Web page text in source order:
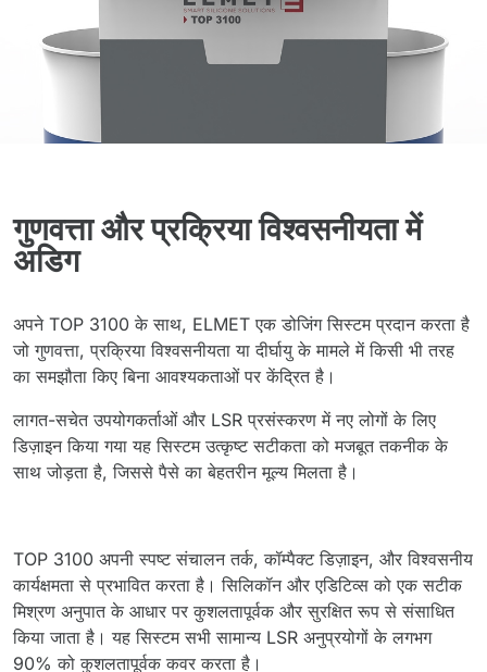
गुणवत्ता और प्रक्रिया विश्वसनीयता में
अडिग
अपने TOP 3100 के साथ, ELMET एक डोजिंग सिस्टम प्रदान करता है
जो गुणवत्ता, प्रक्रिया विश्वसनीयता या दीर्घायु के मामले में किसी भी तरह
का समझौता किए बिना आवश्यकताओं पर केंद्रित है।
लागत-सचेत उपयोगकर्ताओं और LSR प्रसंस्करण में नए लोगों के लिए
डिज़ाइन किया गया यह सिस्टम उत्कृष्ट सटीकता को मजबूत तकनीक के
साथ जोड़ता है, जिससे पैसे का बेहतरीन मूल्य मिलता है।
TOP 3100 अपनी स्पष्ट संचालन तर्क, कॉम्पैक्ट डिज़ाइन, और विश्वसनीय
कार्यक्षमता से प्रभावित करता है। सिलिकॉन और एडिटिव्स को एक सटीक
मिश्रण अनुपात के आधार पर कुशलतापूर्वक और सुरक्षित रूप से संसाधित
किया जाता है। यह सिस्टम सभी सामान्य LSR अनुप्रयोगों के लगभग
90% को कुशलतापूर्वक कवर करता है।